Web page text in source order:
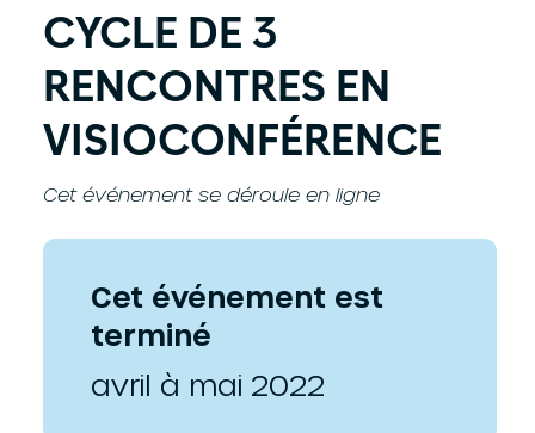
CYCLE DE 3
RENCONTRES EN
VISIOCONFÉRENCE
Cet événement se déroule en ligne
Cet événement est
terminé
avril à mai 2022